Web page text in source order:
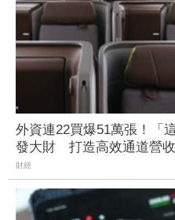
外資連22買爆51萬張！「
發大財 打造高效通道營
財經